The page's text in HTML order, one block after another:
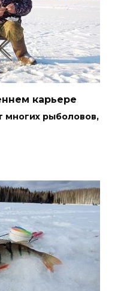
карьере
многих рыболовов,